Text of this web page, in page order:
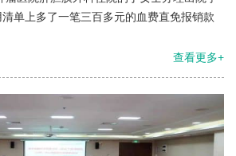
单上多了一笔三百多元的血费直免报销款
查看更多+